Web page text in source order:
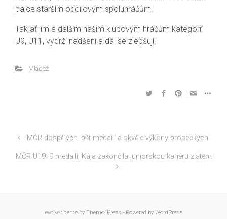
palce starším oddílovým spoluhráčům.
Tak ať jim a dalším našim klubovým hráčům kategorií
U9, U11, vydrží nadšení a dál se zlepšují!
Mládež
MČR dospělých: pět medailí a skvělé výkony proseckých
MČR U19: 9 medailí, Kája zakončila juniorskou kariéru zlatem
evolvetheme by Theme4Press - Powered by WordPress